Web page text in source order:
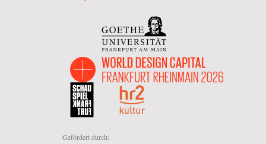
Gefördert durch: